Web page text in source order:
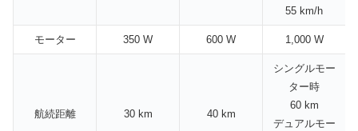
55 km/h
モーター 350 W 600 W 1,000 W
航続距離 30 km 40 km
シングルモー
ター時
60 km
デュアルモー